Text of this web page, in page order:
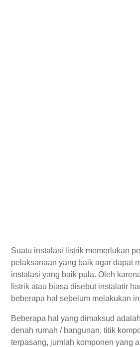
Suatu instalasi listrik memerlukan
pelaksanaan yang baik agar dapat
instalasi yang baik pula. Oleh
listrik atau biasa disebut instalatir
beberapa hal sebelum melakukan
Beberapa hal yang dimaksud
denah rumah / bangunan, titik
terpasang, jumlah komponen yang